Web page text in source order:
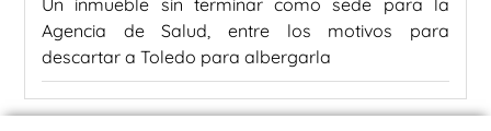
Un inmueble sin terminar como sede para la
Agencia de Salud, entre los motivos para
descartar a Toledo para albergarla